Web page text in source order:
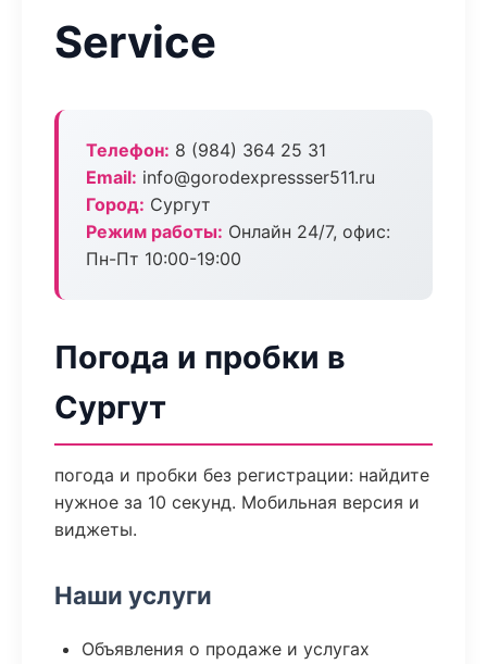
Service
Телефон: 8 (984) 364 25 31
Email: info@gorodexpressser511.ru
Город: Сургут
Режим работы: Онлайн 24/7, офис:
Пн-Пт 10:00-19:00
Погода и пробки в
Сургут
погода и пробки без регистрации: найдите
нужное за 10 секунд. Мобильная версия и
виджеты.
Наши услуги
Объявления о продаже и услугах